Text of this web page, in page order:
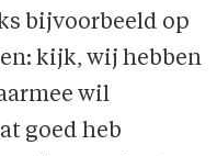
bijvoorbeeld op
kijk, wij hebben
wil
goed heb